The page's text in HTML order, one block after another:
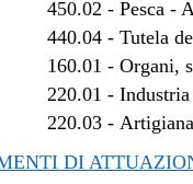
2012 al 28/03/2012
2011 al 31/12/2011
2011 al 24/08/2011
2011 al 22/06/2011
2011 al 13/04/2011
al 06/04/2011
450.02 -Pesca -
440.04 -Tutela
160.01 -Organi,
220.01 -Industria
220.03 -
DI